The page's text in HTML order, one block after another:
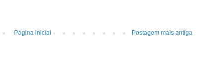
Postagem mais antiga
Página inicial